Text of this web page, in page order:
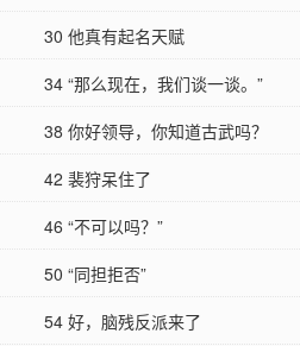
30 他真有起名天赋
34 “那么现在，我们谈一谈。”
38 你好领导，你知道古武吗？
42 裴狩呆住了
46 “不可以吗？”
50 “同担拒否”
54 好，脑残反派来了